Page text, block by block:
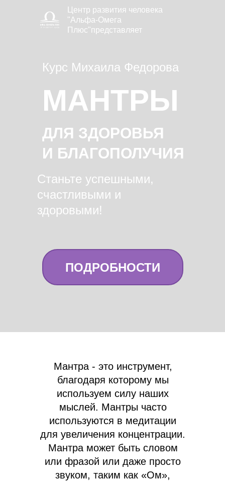
Центр развития человека
"Альфа-Омега
Плюс"представляет
Курс Михаила Федорова
ДЛЯ ЗДОРОВЬЯ
И БЛАГОПОЛУЧИЯ
МАНТРЫ
ПОДРОБНОСТИ
Станьте успешными,
счастливыми и
здоровыми!
Мантра - это инструмент,
благодаря которому мы
используем силу наших
мыслей. Мантры часто
используются в медитации
для увеличения концентрации.
Мантра может быть словом
или фразой или даже просто
звуком, таким как «Ом»,